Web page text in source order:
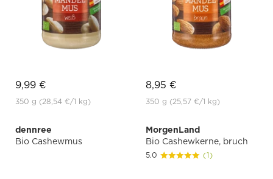
9,99 €
350 g (28,54 €/1 kg)
8,95 €
350 g (25,57 €/1 kg)
dennree
Bio Cashewmus
MorgenLand
Bio Cashewkerne, bruch
5.0 (1)